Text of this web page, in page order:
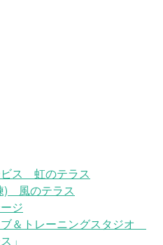
ス 虹のテラス
) 風のテラス
ジ
＆トレーニングスタジオ
」